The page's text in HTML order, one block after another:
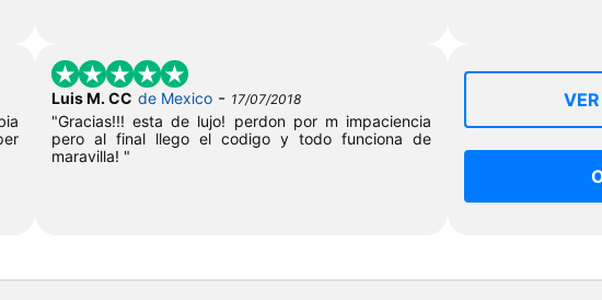
Luis M. CC de Mexico- 17/07/2018
"Gracias!!! esta de lujo! perdon por m impaciencia
pero al final llego el codigo y todo funciona de
maravilla! "